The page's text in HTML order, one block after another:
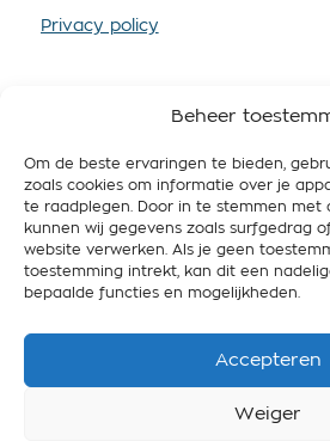
Beheer
Om de beste ervaringen te bieden,
zoals cookies om informatie over je
te raadplegen. Door in te stemmen met
kunnen wij gegevens zoals surfgedrag
website verwerken. Als je geen
toestemming intrekt, kan dit een
bepaalde functies en mogelijkheden.
Accepteren
Weiger
Privacy policy
SOUTENEZ-NOUS
En devenant membre vous nous
ressources, afin que nous
promouvoir le véganisme et
Belgique respectueuse de